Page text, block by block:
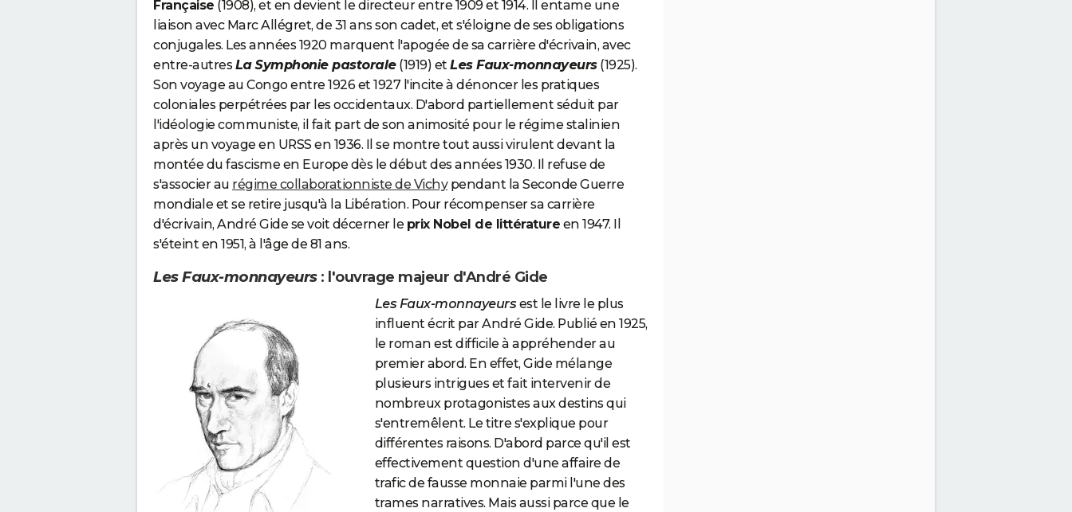
Française (1908), et en devient le directeur entre 1909 et 1914. Il entame une
liaison avec Marc Allégret, de 31 ans son cadet, et s'éloigne de ses obligations
conjugales. Les années 1920 marquent l'apogée de sa carrière d'écrivain, avec
entre-autresLa Symphonie pastorale(1919) et Les Faux-monnayeurs(1925).
Son voyage au Congo entre 1926 et 1927 l'incite à dénoncer les pratiques
coloniales perpétrées par les occidentaux. D'abord partiellement séduit par
l'idéologie communiste, il fait part de son animosité pour le régime stalinien
après un voyage en URSS en 1936. Il se montre tout aussi virulent devant la
montée du fascisme en Europe dès le début des années 1930. Il refuse de
s'associer au régime collaborationniste de Vichypendant la Seconde Guerre
mondiale et se retire jusqu'à la Libération. Pour récompenser sa carrière
d'écrivain, André Gide se voit décerner le prix Nobel de littérature en 1947. Il
s'éteint en 1951, à l'âge de 81 ans.
Les Faux-monnayeurs: l'ouvrage majeur d'André Gide
Les Faux-monnayeurs est le livre le plus
influent écrit par André Gide. Publié en 1925,
le roman est difficile à appréhender au
premier abord. En effet, Gide mélange
plusieurs intrigues et fait intervenir de
nombreux protagonistes aux destins qui
s'entremêlent. Le titre s'explique pour
différentes raisons. D'abord parce qu'il est
effectivement question d'une affaire de
trafic de fausse monnaie parmi l'une des
trames narratives. Mais aussi parce que le